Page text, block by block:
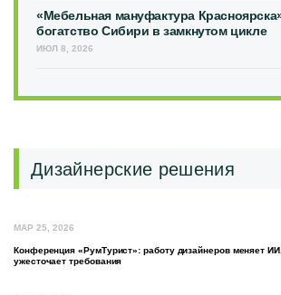
«Мебельная мануфактура
богатство Сибири в замкнутом цикле
ИЮЛ 8, 2026
Дизайнерские решения
МАР 25, 2026
Конференция «РумТурист»: работу дизайнеров меняет
ужесточает требования